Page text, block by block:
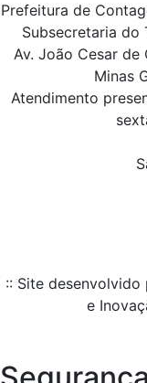
Prefeitura de
Subsecretaria do
Av. João Cesar de
Minas
Atendimento
:: Site desenvolvido
e